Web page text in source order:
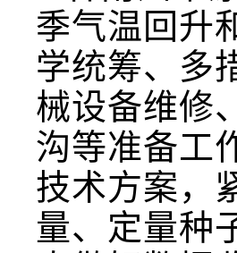
季气温回升
学统筹、多
械设备维修
沟等准备工
技术方案，
量、定量种